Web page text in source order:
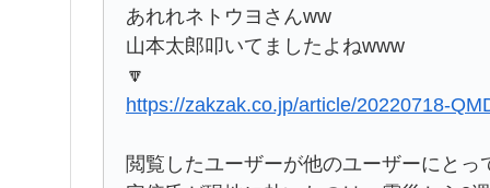
あれれネトウヨさんww
山本太郎叩いてましたよねwww
🔽
https://zakzak.co.jp/article/20220718-
閲覧したユーザーが他のユーザーにと